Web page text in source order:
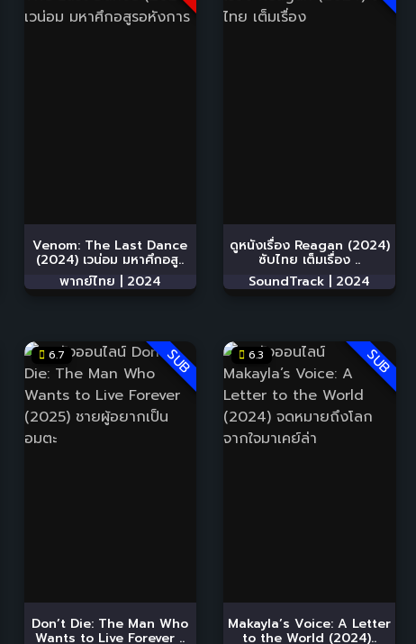
Venom: The Last Dance
(2024) เวน่อม มหาศึกอสู..
พากย์ไทย | 2024
ดูหนังเรื่อง Reagan (2024)
ซับไทย เต็มเรื่อง ..
SoundTrack | 2024
SUB
6.7
Don’t Die: The Man Who
Wants to Live Forever ..
SUB
6.3
Makayla’s Voice: A Letter
to the World (2024)..